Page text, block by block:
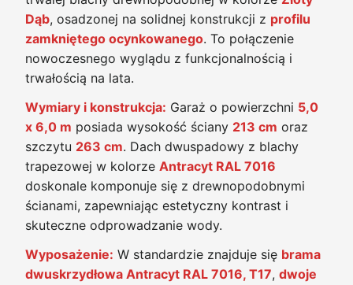
Dąb, osadzonej na solidnej konstrukcji z profilu
zamkniętego ocynkowanego. To połączenie
nowoczesnego wyglądu z funkcjonalnością i
trwałością na lata.
Wymiary i konstrukcja: Garaż o powierzchni 5,0
x 6,0 m posiada wysokość ściany 213 cm oraz
szczytu 263 cm. Dach dwuspadowy z blachy
trapezowej w kolorze Antracyt RAL 7016
doskonale komponuje się z drewnopodobnymi
ścianami, zapewniając estetyczny kontrast i
skuteczne odprowadzanie wody.
Wyposażenie: W standardzie znajduje się brama
dwuskrzydłowa Antracyt RAL 7016, T17, dwoje